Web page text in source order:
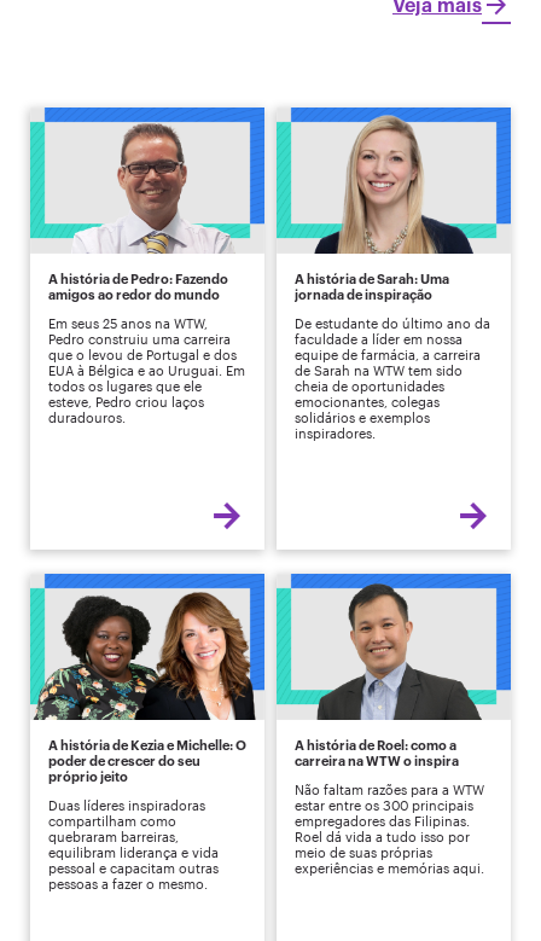
Veja mais
A história de Pedro: Fazendo
amigos ao redor do mundo
Em seus 25 anos na WTW,
Pedro construiu uma carreira
que o levou de Portugal e dos
EUA à Bélgica e ao Uruguai. Em
todos os lugares que ele
esteve, Pedro criou laços
duradouros.
A história de Sarah: Uma
jornada de inspiração
De estudante do último ano da
faculdade a líder em nossa
equipe de farmácia, a carreira
de Sarah na WTW tem sido
cheia de oportunidades
emocionantes, colegas
solidários e exemplos
inspiradores.
A história de Kezia e Michelle: O
poder de crescer do seu
próprio jeito
Duas líderes inspiradoras
compartilham como
quebraram barreiras,
equilibram liderança e vida
pessoal e capacitam outras
pessoas a fazer o mesmo.
A história de Roel: como a
carreira na WTW o inspira
Não faltam razões para a WTW
estar entre os 300 principais
empregadores das Filipinas.
Roel dá vida a tudo isso por
meio de suas próprias
experiências e memórias aqui.